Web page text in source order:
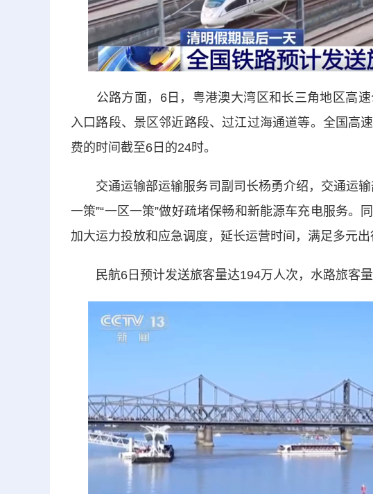
公路方面，6日，粤港澳大湾区和长三角地区高速
入口路段、景区邻近路段、过江过海通道等。全国高
费的时间截至6日的24时。
交通运输部运输服务司副司长杨勇介绍，交通运输
一策”“一区一策”做好疏堵保畅和新能源车充电服务
加大运力投放和应急调度，延长运营时间，满足多元出
民航6日预计发送旅客量达194万人次，水路旅客量